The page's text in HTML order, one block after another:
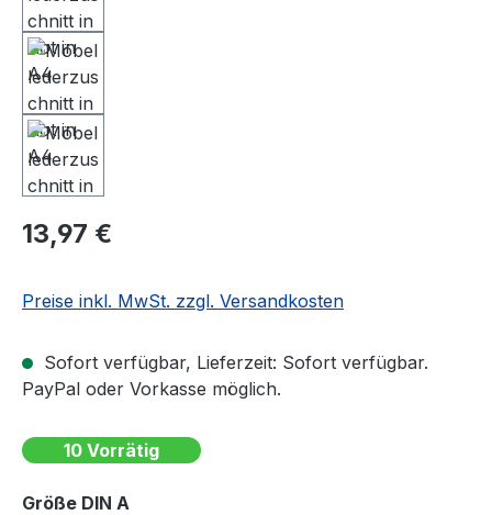
Regulärer Preis:
13,97 €
Preise inkl. MwSt. zzgl. Versandkosten
Sofort verfügbar, Lieferzeit: Sofort verfügbar.
PayPal oder Vorkasse möglich.
10 Vorrätig
Größe DIN A